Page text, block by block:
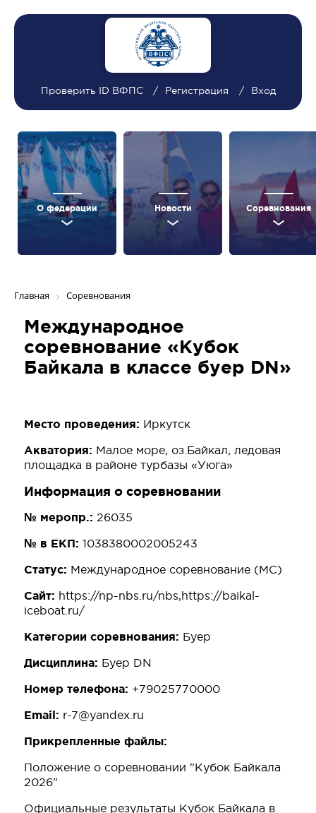
Проверить ID ВФПС Регистрация Вход
О федерации Новости Соревнования
Главная Соревнования
Международное
соревнование «Кубок
Байкала в классе буер DN»
Место проведения: Иркутск
Акватория: Малое море, оз.Байкал, ледовая
площадка в районе турбазы «Уюга»
Информация о соревновании
№ меропр.: 26035
№ в ЕКП: 1038380002005243
Статус: Международное соревнование (МС)
Сайт: https://np-nbs.ru/nbs,https://baikal-
iceboat.ru/
Категории соревнования: Буер
Дисциплина: Буер DN
Номер телефона: +79025770000
Email: r-7@yandex.ru
Прикрепленные файлы:
Положение о соревновании "Кубок Байкала
2026"
Официальные результаты Кубок Байкала в